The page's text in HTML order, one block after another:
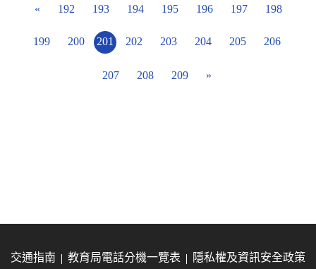
« 192 193 194 195 196 197 198
199 200 201 202 203 204 205 206
207 208 209 »
交通指南 教育局電話分機一覽表 隱私權及資訊安全政策